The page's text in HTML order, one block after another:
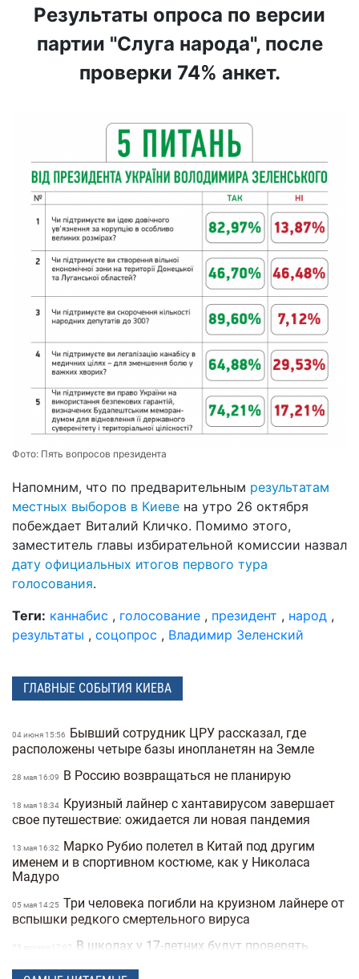
Результаты опроса по версии
партии "Слуга народа", после
проверки 74% анкет.
Фото: Пять вопросов президента
Напомним, что по предварительным результатам
местных выборов в Киеве на утро 26 октября
побеждает Виталий Кличко. Помимо этого,
заместитель главы избирательной комиссии назвал
дату официальных итогов первого тура
голосования.
Теги: каннабис , голосование , президент , народ ,
результаты , соцопрос , Владимир Зеленский
ГЛАВНЫЕ СОБЫТИЯ КИЕВА
04 июня 15:56
Бывший сотрудник ЦРУ рассказал, где
расположены четыре базы инопланетян на Земле
28 мая 16:09 В Россию возвращаться не планирую
18 мая 18:34 Круизный лайнер с хантавирусом завершает
свое путешествие: ожидается ли новая пандемия
13 мая 16:32
Марко Рубио полетел в Китай под другим
именем и в спортивном костюме, как у Николаса
Мадуро
05 мая 14:25 Три человека погибли на круизном лайнере от
вспышки редкого смертельного вируса
23 апреля 17:07
В школах у 17-летних будут проверять